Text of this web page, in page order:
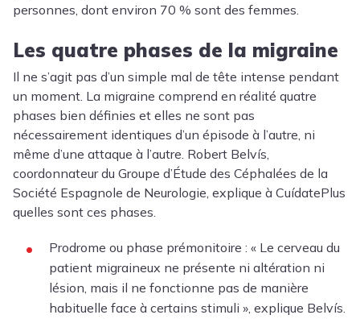
personnes, dont environ 70 % sont des femmes.
Les quatre phases de la migraine
Il ne s’agit pas d’un simple mal de tête intense pendant
un moment. La migraine comprend en réalité quatre
phases bien définies et elles ne sont pas
nécessairement identiques d’un épisode à l’autre, ni
même d’une attaque à l’autre. Robert Belvís,
coordonnateur du Groupe d’Étude des Céphalées de la
Société Espagnole de Neurologie, explique à CuídatePlus
quelles sont ces phases.
Prodrome ou phase prémonitoire : « Le cerveau du
patient migraineux ne présente ni altération ni
lésion, mais il ne fonctionne pas de manière
habituelle face à certains stimuli », explique Belvís.